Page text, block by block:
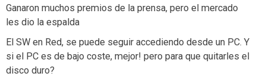
Ganaron muchos premios de la prensa, pero el mercado
les dio la espalda
El SW en Red, se puede seguir accediendo desde un PC. Y
si el PC es de bajo coste, mejor! pero para que quitarles el
disco duro?